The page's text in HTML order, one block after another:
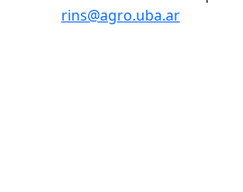
rins@agro.uba.ar